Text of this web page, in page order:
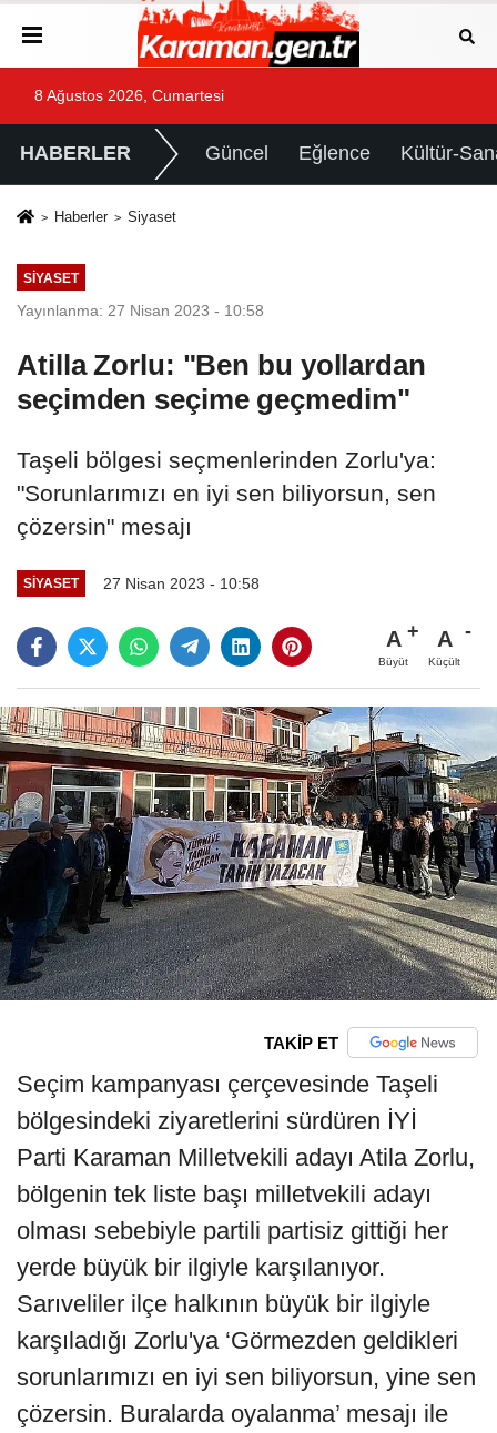
8 Ağustos 2026, Cumartesi
HABERLER Güncel Eğlence Kültür-
Haberler Siyaset
SIYASET
Yayınlanma: 27 Nisan 2023 - 10:58
Atilla Zorlu: "Ben bu yollardan
seçimden seçime geçmedim"
Taşeli bölgesi seçmenlerinden Zorlu'ya:
"Sorunlarımızı en iyi sen biliyorsun, sen
çözersin" mesajı
SIYASET 27 Nisan 2023 - 10:58
A
Büyüt
A
Küçült
TAKİP ET
Seçim kampanyası çerçevesinde Taşeli
bölgesindeki ziyaretlerini sürdüren İYİ
Parti Karaman Milletvekili adayı Atila Zorlu,
bölgenin tek liste başı milletvekili adayı
olması sebebiyle partili partisiz gittiği her
yerde büyük bir ilgiyle karşılanıyor.
Sarıveliler ilçe halkının büyük bir ilgiyle
karşıladığı Zorlu'ya ‘Görmezden geldikleri
sorunlarımızı en iyi sen biliyorsun, yine sen
çözersin. Buralarda oyalanma’ mesajı ile